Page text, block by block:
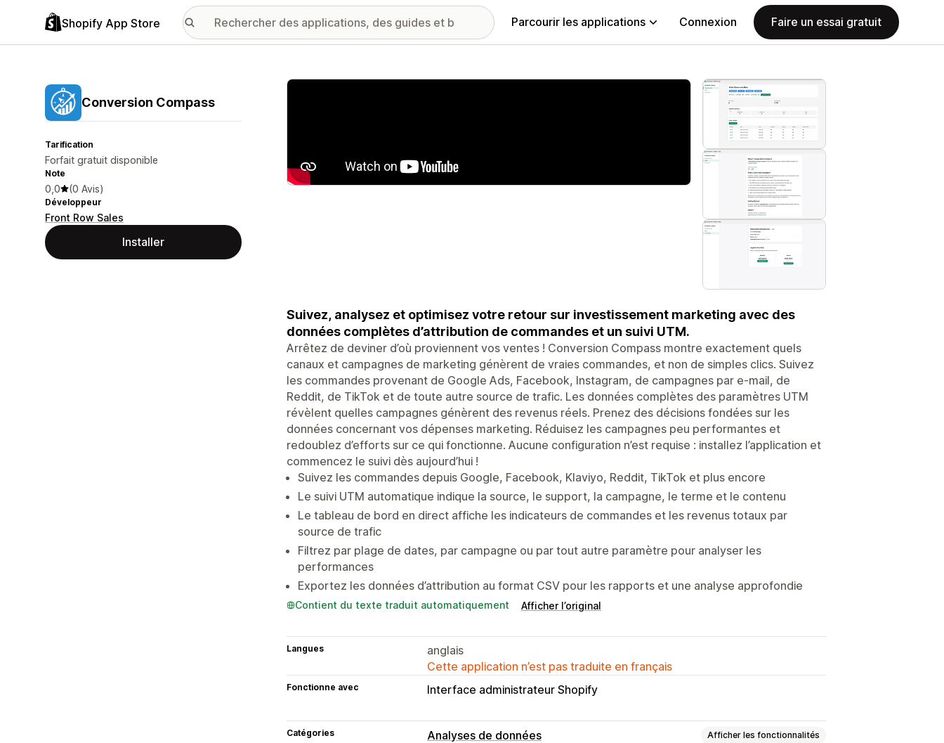
Shopify App Store Parcourir les applications Connexion Faire un essai gratuit
Conversion Compass
Tarification
Forfait gratuit disponible
Note
0,0 (0 Avis)
Développeur
Front Row Sales
Installer
Galerie d’images vedette
Suivez, analysez et optimisez votre retour sur investissement marketing avec des
données complètes d’attribution de commandes et un suivi UTM.
Arrêtez de deviner d’où proviennent vos ventes ! Conversion Compass montre exactement quels
canaux et campagnes de marketing génèrent de vraies commandes, et non de simples clics. Suivez
les commandes provenant de Google Ads, Facebook, Instagram, de campagnes par e-mail, de
Reddit, de TikTok et de toute autre source de trafic. Les données complètes des paramètres UTM
révèlent quelles campagnes génèrent des revenus réels. Prenez des décisions fondées sur les
données concernant vos dépenses marketing. Réduisez les campagnes peu performantes et
redoublez d’efforts sur ce qui fonctionne. Aucune configuration n’est requise : installez l’application et
commencez le suivi dès aujourd’hui !
Suivez les commandes depuis Google, Facebook, Klaviyo, Reddit, TikTok et plus encore
Le suivi UTM automatique indique la source, le support, la campagne, le terme et le contenu
Le tableau de bord en direct affiche les indicateurs de commandes et les revenus totaux par
source de trafic
Filtrez par plage de dates, par campagne ou par tout autre paramètre pour analyser les
performances
Exportez les données d’attribution au format CSV pour les rapports et une analyse approfondie
Contient du texte traduit automatiquement Afficher l’original
Langues
anglais
Cette application n’est pas traduite en français
Fonctionne avec Interface administrateur Shopify
Catégories Analyses de données Afficher les fonctionnalités